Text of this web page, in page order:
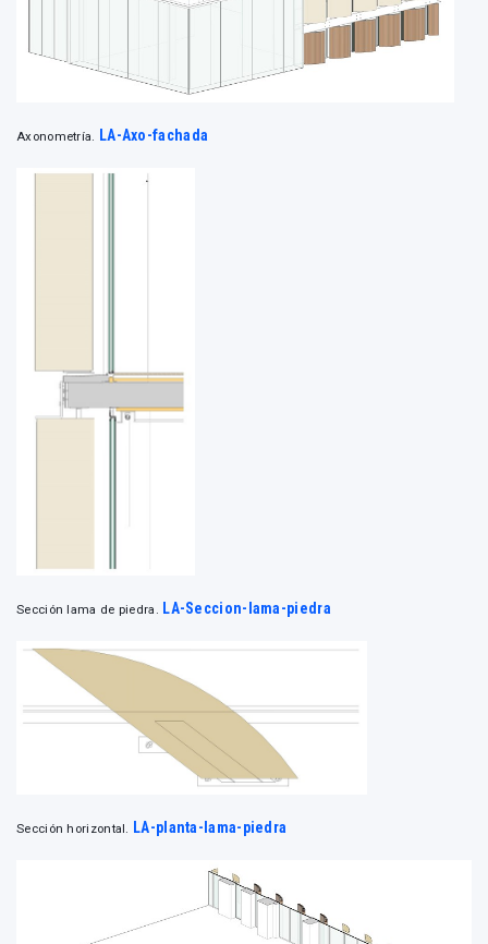
Axonometría. LA-Axo-fachada
Sección lama de piedra. LA-Seccion-lama-piedra
Sección horizontal. LA-planta-lama-piedra